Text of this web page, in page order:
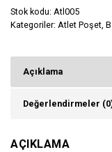
Stok kodu: Atl005
Kategoriler: Atlet Poşet
Açıklama
Değerlendirmeler
AÇIKLAMA